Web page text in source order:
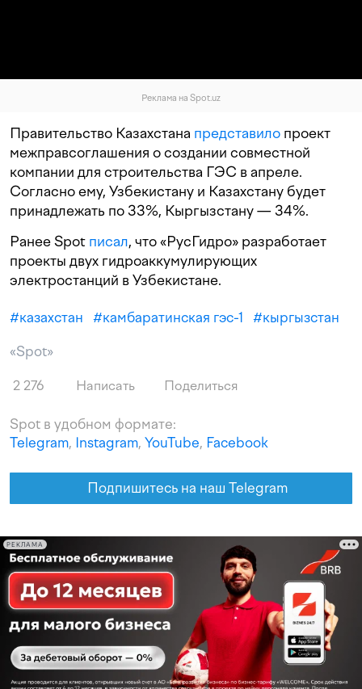
Реклама на Spot.uz
Правительство Казахстана представило проект
межправсоглашения о создании совместной
компании для строительства ГЭС в апреле.
Согласно ему, Узбекистану и Казахстану будет
принадлежать по 33%, Кыргызстану — 34%.
Ранее Spot писал, что «РусГидро» разработает
проекты двух гидроаккумулирующих
электростанций в Узбекистане.
#казахстан #камбаратинская гэс-1 #кыргызстан
«Spot»
2 276 Написать Поделиться
Spot в удобном формате:
Telegram, Instagram, YouTube, Facebook
Подпишитесь на наш Telegram
РЕКЛАМА